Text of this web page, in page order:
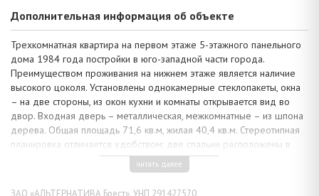
Дополнительная информация об объекте
Трехкомнатная квартира на первом этаже 5-этажного панельного
дома 1984 года постройки в юго-западной части города.
Преимуществом проживания на нижнем этаже является наличие
высокого цоколя. Установлены однокамерные стеклопакеты, окна
– на две стороны, из окон кухни и комнаты открывается вид во
двор. Входная дверь – металлическая, межкомнатные – из шпона
дерева. Общая площадь 71,6 кв.м, жилая 40,4 кв.м. Стереотипная
планировка отличается удобством: две спальни расположены в
торце коридора напротив друг друга, - имеется выход на
застекленные лоджии, зал 17,2 кв.м, кухня 9,7 кв.м, санузел
раздельный и коридор.
читать далее
ЗАО «АЛЬТЕРНАТИВА Брест». УНП 291427570